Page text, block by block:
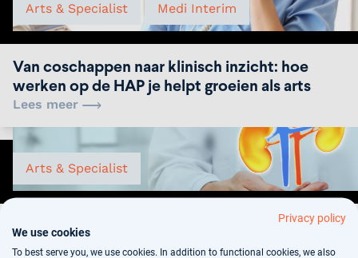
Arts & Specialist Medi Interim
Van coschappen naar klinisch inzicht: hoe
werken op de HAP je helpt groeien als arts
Lees meer
Arts & Specialist
Hier blijf ik het voor doen | Sajjad Rahnama'i
Lees meer
Privacy policy
We use cookies
To best serve you, we use cookies. In addition to functional cookies, we also